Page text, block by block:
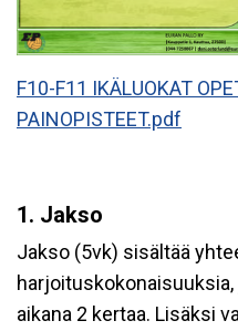
F10-F11 IKÄLUOKAT
PAINOPISTEET.pdf
1. Jakso
Jakso (5vk) sisältää
aikana 2 kertaa. Lisäksi